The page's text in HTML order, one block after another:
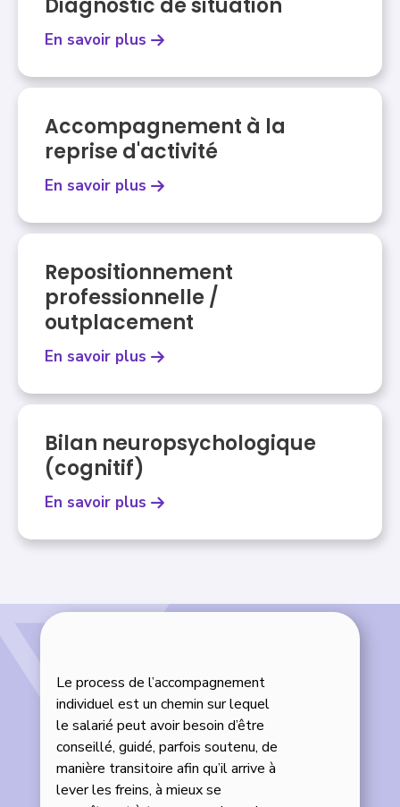
Diagnostic de situation
En savoir plus
Accompagnement à la
reprise d'activité
En savoir plus
Repositionnement
professionnelle /
outplacement
En savoir plus
Bilan neuropsychologique
(cognitif)
En savoir plus
Le process de l’accompagnement
individuel est un chemin sur lequel
le salarié peut avoir besoin d’être
conseillé, guidé, parfois soutenu, de
manière transitoire afin qu’il arrive à
lever les freins, à mieux se